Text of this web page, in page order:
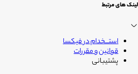
لینک های مرتبط
استــخدام در فیکسا
قوانین و مقررات
پشتیبانی